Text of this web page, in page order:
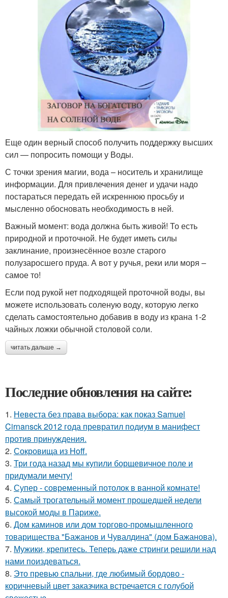
Еще один верный способ получить поддержку высших
сил — попросить помощи у Воды.
С точки зрения магии, вода – носитель и хранилище
информации. Для привлечения денег и удачи надо
постараться передать ей искреннюю просьбу и
мысленно обосновать необходимость в ней.
Важный момент: вода должна быть живой! То есть
природной и проточной. Не будет иметь силы
заклинание, произнесённое возле старого
полузаросшего пруда. А вот у ручья, реки или моря –
самое то!
Если под рукой нет подходящей проточной воды, вы
можете использовать соленую воду, которую легко
сделать самостоятельно добавив в воду из крана 1-2
чайных ложки обычной столовой соли.
читать дальше →
Последние обновления на сайте:
1. Невеста без права выбора: как показ Samuel
Cirnansck 2012 года превратил подиум в манифест
против принуждения.
2. Сокровища из Hoff.
3. Три года назад мы купили борщевичное поле и
придумали мечту!
4. Супер - современный потолок в ванной комнате!
5. Самый трогательный момент прошедшей недели
высокой моды в Париже.
6. Дом каминов или дом торгово-промышленного
товарищества "Бажанов и Чувалдина" (дом Бажанова).
7. Мужики, крепитесь. Теперь даже стринги решили над
нами поиздеваться.
8. Это превью спальни, где любимый бордово -
коричневый цвет заказчика встречается с голубой